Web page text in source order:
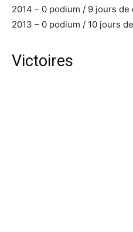
2014 – 0 podium / 9 jours
2013 – 0 podium / 10 jours
Victoires